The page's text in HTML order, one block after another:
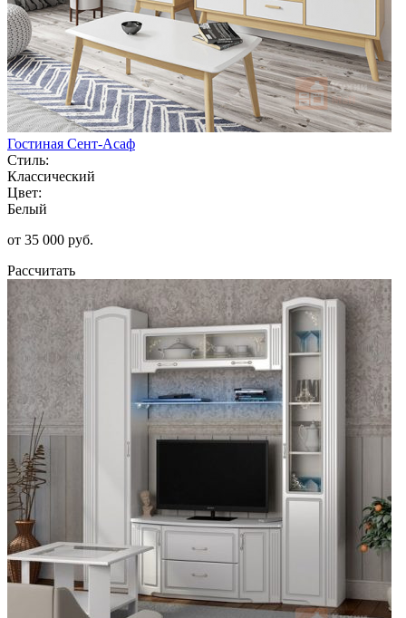
Гостиная Сент-Асаф
Стиль:
Классический
Цвет:
Белый
от 35 000 руб.
Рассчитать